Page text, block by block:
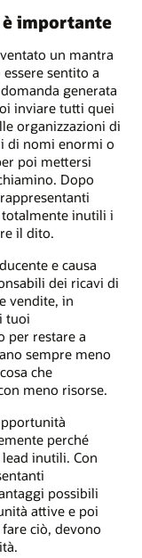
è importante
un mantra
sentito a
generata
inviare tutti quei
organizzazioni di
di nomi enormi o
poi mettersi
Dopo
inutili i
il dito.
e causa
dei ricavi di
vendite, in
tuoi
per restare a
sempre meno
che
meno risorse.
perché
inutili. Con
possibili
attive e poi
ciò, devono